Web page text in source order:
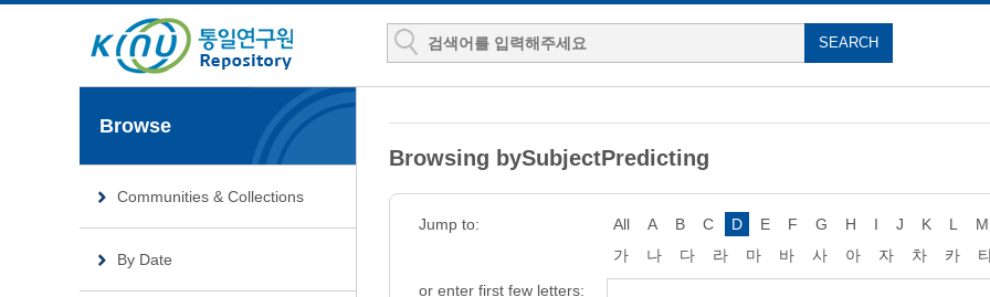
Browse
Communities & Collections
By Date
Browsing bySubjectPredicting
Jump to: All A B C D E F G H I J K L M
가
나 다 라 마 바 사 아 자 차 카
or enter first few letters: